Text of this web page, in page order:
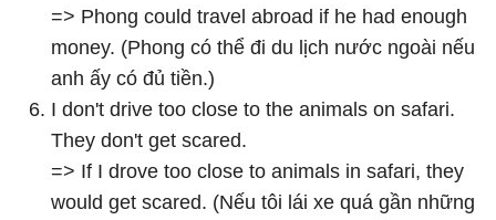
=> Phong could travel abroad if he had enough
money. (Phong có thể đi du lịch nước ngoài nếu
anh ấy có đủ tiền.)
I don't drive too close to the animals on safari.
They don't get scared.
=> If I drove too close to animals in safari, they
would get scared. (Nếu tôi lái xe quá gần những